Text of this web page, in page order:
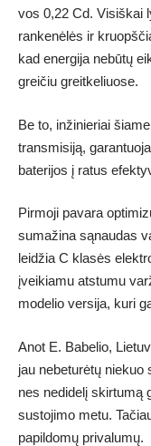
vos 0,22 Cd. Visiškai
rankenėlės ir
kad energija nebūtų
greičiu greitkeliuose.
Be to, inžinieriai
transmisiją,
baterijos į ratus
Pirmoji pavara
sumažina sąnaudas
leidžia C klasės
įveikiamu atstumu
modelio versija, kuri
Anot E. Babelio,
jau nebeturėtų
nes nedidelį skirtumą
sustojimo metu.
papildomų privalumų.